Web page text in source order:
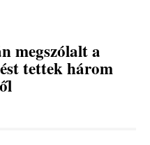
megszólalt a
tettek három